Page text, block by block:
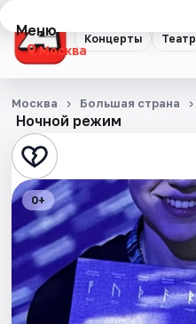
Концерты Театр
Меню
Москва
Концерты
Театр
Стендап
Выставки
Квесты
Экскурсии
Ночной режим
Москва Большая страна
0+